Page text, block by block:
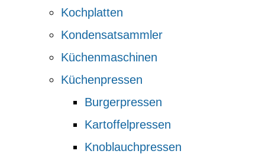
Kochplatten
Kondensatsammler
Küchenmaschinen
Küchenpressen
Burgerpressen
Kartoffelpressen
Knoblauchpressen